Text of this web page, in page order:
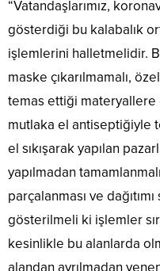
“Vatandaşlarımız,
gösterdiği bu kalabalık
işlemlerini halletmelidir.
maske çıkarılmamalı,
temas ettiği
mutlaka el antiseptiğiyle
el sıkışarak yapılan
yapılmadan
parçalanması ve
gösterilmeli ki işlemler
kesinlikle bu alanlarda
alandan ayrılmadan